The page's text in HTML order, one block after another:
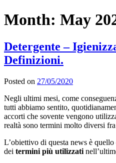
Month: May
Detergente –
Definizioni.
Posted on 27/05/2020
Negli ultimi mesi, come
tutti abbiamo sentito,
accorti che sovente vengono
realtà sono termini molto diversi
L’obiettivo di questa news è
dei termini più utilizzati